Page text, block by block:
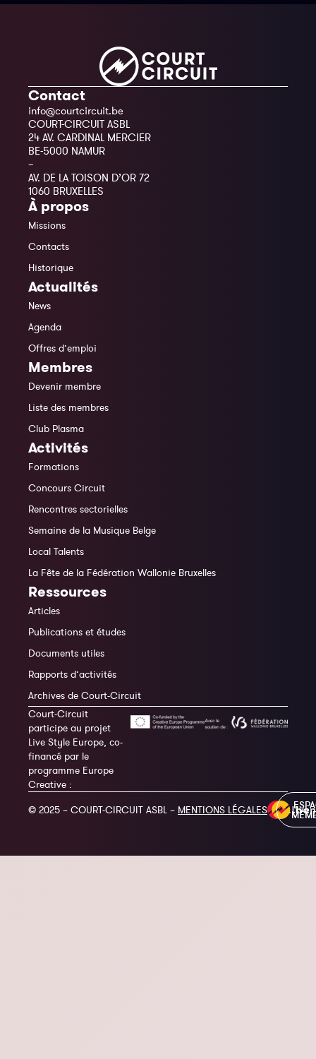
Contact
info@courtcircuit.be
COURT-CIRCUIT ASBL
24 AV. CARDINAL MERCIER
BE-5000 NAMUR
–
AV. DE LA TOISON D’OR 72
1060 BRUXELLES
À propos
Missions
Contacts
Historique
Actualités
News
Agenda
Offres d’emploi
Membres
Devenir membre
Liste des membres
Club Plasma
Activités
Formations
Concours Circuit
Rencontres sectorielles
Semaine de la Musique Belge
Local Talents
La Fête de la Fédération Wallonie Bruxelles
Ressources
Articles
Publications et études
Documents utiles
Rapports d’activités
Archives de Court-Circuit
Court-Circuit
participe au projet
Live Style Europe, co-
financé par le
programme Europe
Creative :
© 2025 – COURT-CIRCUIT ASBL – MENTIONS LÉGALES